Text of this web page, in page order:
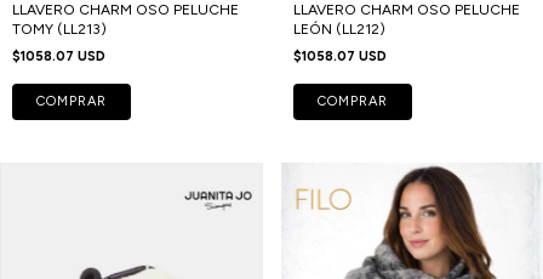
LLAVERO CHARM OSO PELUCHE
TOMY (LL213)
$1058.07 USD
COMPRAR
LLAVERO CHARM OSO PELUCHE
LEÓN (LL212)
$1058.07 USD
COMPRAR